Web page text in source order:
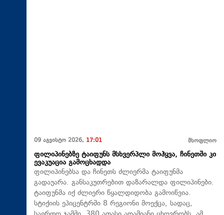
09 აგვისტო 2026, 17:01 მსოფლიო
ფილიპინებზე ტაიფუნს მსხვერპლი მოჰყვა, ჩინეთში კი
ევაკუაცია გამოცხადდა
ფილიპინებსა და ჩინეთს ძლიერმა ტაიფუნმა
გადაუარა. განსაკუთრებით დაზარალდა ფილიპინები.
ტაიფუნმა იქ ძლიერი წყალდიდობა გამოიწვია.
სტიქიის ეპიცენტრში 8 რეგიონი მოექცა, სადაც,